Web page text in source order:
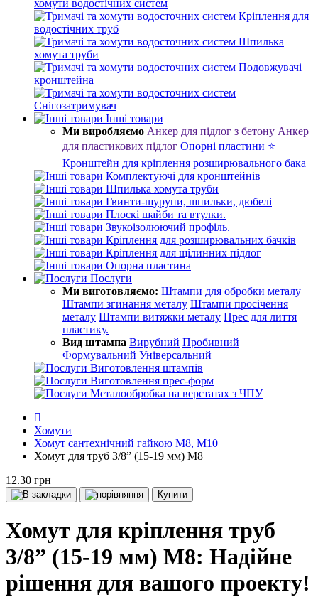
хомути водостічних систем
Кріплення для
водостічних труб
Шпилька
хомута труби
Подовжувачі
кронштейна
Снігозатримувач
Інші товари
Ми виробляємо Анкер для підлог з бетону Анкер
для пластикових підлог Опорні пластини ⭐
Кронштейн для кріплення розширювального бака
Комплектуючі для кронштейнів
Шпилька хомута труби
Гвинти-шурупи, шпильки, дюбелі
Плоскі шайби та втулки.
Звукоізолюючий профіль.
Кріплення для розширювальних бачків
Кріплення для щілинних підлог
Опорна пластина
Послуги
Ми виготовляємо: Штампи для обробки металу
Штампи згинання металу Штампи просічення
металу Штампи витяжки металу Прес для лиття
пластику.
Вид штампа Вирубний Пробивний
Формувальний Універсальний
Виготовлення штампів
Виготовлення прес-форм
Металообробка на верстатах з ЧПУ
Хомути
Хомут сантехнічний гайкою М8, М10
Хомут для труб 3/8” (15-19 мм) М8
12.30 грн
Купити
Хомут для кріплення труб
3/8” (15-19 мм) М8: Надійне
рішення для вашого проекту!